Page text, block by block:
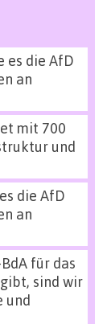
es die AfD
an
mit 700
und
die AfD
an
für das
sind wir
und